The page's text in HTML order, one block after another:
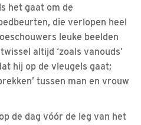
het gaat om de
die verlopen heel
leuke beelden
altijd ‘zoals vanouds’
hij op de vleugels gaat;
tussen man en vrouw
de dag vóór de leg van het